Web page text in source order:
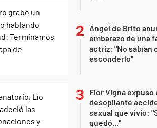
Ángel de Brito
embarazo de una
actriz: "No sabían
esconderlo"
Flor Vigna expuso
desopilante
sexual que vivió:
quedó..."